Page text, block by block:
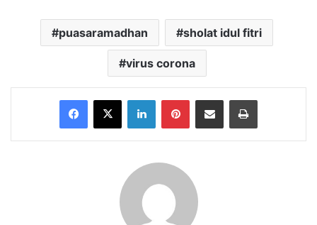
puasaramadhan sholat idul fitri
virus corona
Facebook
X LinkedInPinterestShare via Email Print